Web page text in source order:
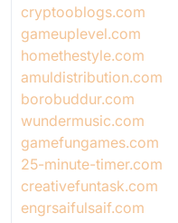
cryptooblogs.com
gameuplevel.com
homethestyle.com
amuldistribution.com
borobuddur.com
wundermusic.com
gamefungames.com
25-minute-timer.com
creativefuntask.com
engrsaifulsaif.com